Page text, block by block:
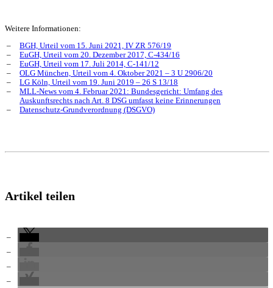
Weitere Informationen:
BGH, Urteil vom 15. Juni 2021, IV ZR 576/19
EuGH, Urteil vom 20. Dezember 2017, C-434/16
EuGH, Urteil vom 17. Juli 2014, C-141/12
OLG München, Urteil vom 4. Oktober 2021 – 3 U 2906/20
LG Köln, Urteil vom 19. Juni 2019 – 26 S 13/18
MLL-News vom 4. Februar 2021: Bundesgericht: Umfang des
Auskunftsrechts nach Art. 8 DSG umfasst keine Erinnerungen
Datenschutz-Grundverordnung (DSGVO)
Artikel teilen